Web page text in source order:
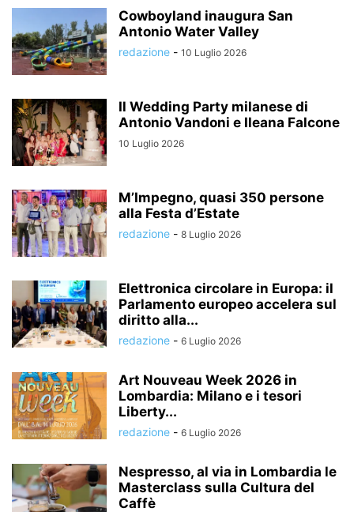
Cowboyland inaugura San
Antonio Water Valley
redazione - 10 Luglio 2026
Il Wedding Party milanese di
Antonio Vandoni e Ileana Falcone
10 Luglio 2026
M’Impegno, quasi 350 persone
alla Festa d’Estate
redazione - 8 Luglio 2026
Elettronica circolare in Europa: il
Parlamento europeo accelera sul
diritto alla...
redazione - 6 Luglio 2026
Art Nouveau Week 2026 in
Lombardia: Milano e i tesori
Liberty...
redazione - 6 Luglio 2026
Nespresso, al via in Lombardia le
Masterclass sulla Cultura del
Caffè